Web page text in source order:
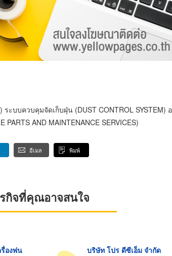
ระบบควบคุมจัดเก็บฝุ่น (DUST CONTROL SYSTEM)
AND MAINTENANCE SERVICES)
อีเมล พิมพ์
กิจที่คุณอาจสนใจ
องพ่น
บริษัท โปร ดีซีเอ็ม จำกัด